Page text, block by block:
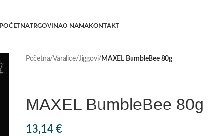
POČETNATRGOVINAO NAMAKONTAKT
Početna/Varalice/Jiggovi/ MAXEL BumbleBee 80g
MAXEL BumbleBee 80g
13,14 €